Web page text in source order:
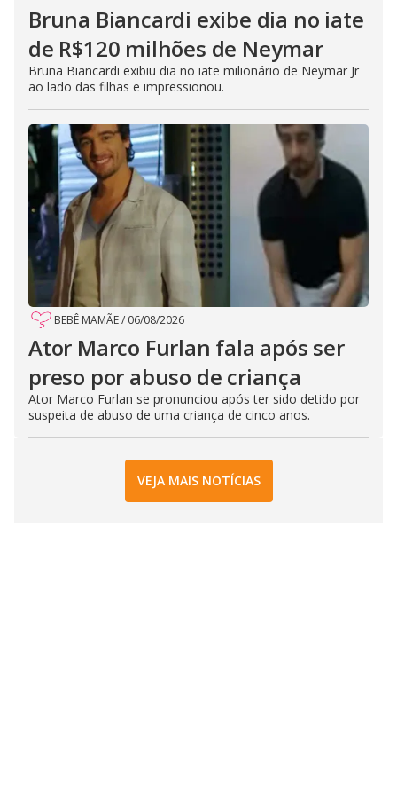
Bruna Biancardi exibe dia no iate
de R$120 milhões de Neymar
Bruna Biancardi exibiu dia no iate milionário de Neymar Jr
ao lado das filhas e impressionou.
BEBÊ MAMÃE/ 06/08/2026
Ator Marco Furlan fala após ser
preso por abuso de criança
Ator Marco Furlan se pronunciou após ter sido detido por
suspeita de abuso de uma criança de cinco anos.
VEJA MAIS NOTÍCIAS